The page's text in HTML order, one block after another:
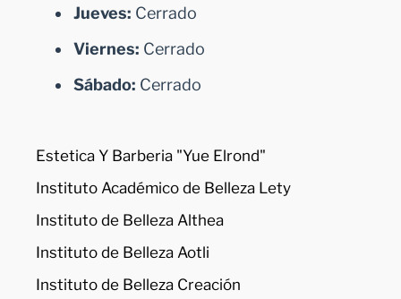
Jueves: Cerrado
Viernes: Cerrado
Sábado: Cerrado
Estetica Y Barberia "Yue Elrond"
Instituto Académico de Belleza Lety
Instituto de Belleza Althea
Instituto de Belleza Aotli
Instituto de Belleza Creación